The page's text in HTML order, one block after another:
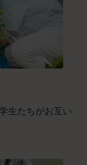
生たちがお互い